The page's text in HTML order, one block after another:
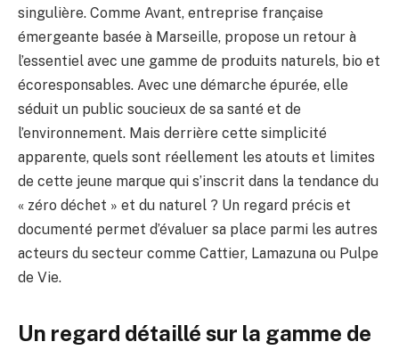
singulière. Comme Avant, entreprise française
émergeante basée à Marseille, propose un retour à
l’essentiel avec une gamme de produits naturels, bio et
écoresponsables. Avec une démarche épurée, elle
séduit un public soucieux de sa santé et de
l’environnement. Mais derrière cette simplicité
apparente, quels sont réellement les atouts et limites
de cette jeune marque qui s’inscrit dans la tendance du
« zéro déchet » et du naturel ? Un regard précis et
documenté permet d’évaluer sa place parmi les autres
acteurs du secteur comme Cattier, Lamazuna ou Pulpe
de Vie.
Un regard détaillé sur la gamme de